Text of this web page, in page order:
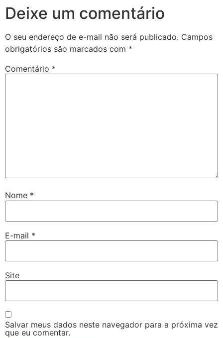
Deixe um comentário
O seu endereço de e-mail não será publicado. Campos
obrigatórios são marcados com *
Comentário *
Nome *
E-mail *
Site
Salvar meus dados neste navegador para a próxima vez
que eu comentar.